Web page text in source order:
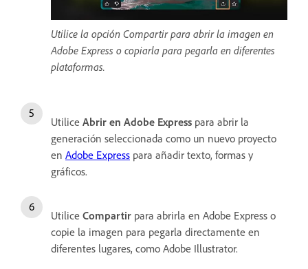
Utilice la opción Compartir para abrir la imagen en
Adobe Express o copiarla para pegarla en diferentes
plataformas.
Utilice Abrir en Adobe Express para abrir la
generación seleccionada como un nuevo proyecto
en Adobe Express para añadir texto, formas y
gráficos.
Utilice Compartir para abrirla en Adobe Express o
copie la imagen para pegarla directamente en
diferentes lugares, como Adobe Illustrator.